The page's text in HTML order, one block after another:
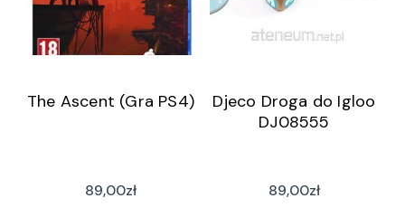
The Ascent (Gra PS4)
89,00zł
Djeco Droga do Igloo
DJ08555
89,00zł